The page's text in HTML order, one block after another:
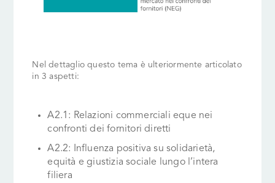
Nel dettaglio questo tema è ulteriormente articolato
in 3 aspetti:
A2.1: Relazioni commerciali eque nei
confronti dei fornitori diretti
A2.2: Influenza positiva su solidarietà,
equità e giustizia sociale lungo l’intera
filiera